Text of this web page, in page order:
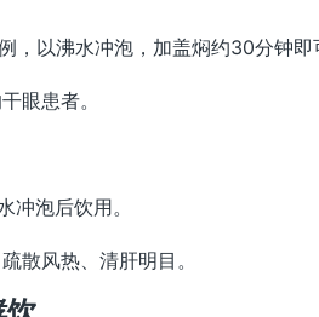
以沸水冲泡，加盖焖约30分钟即
眼患者。
泡后饮用。
散风热、清肝明目。